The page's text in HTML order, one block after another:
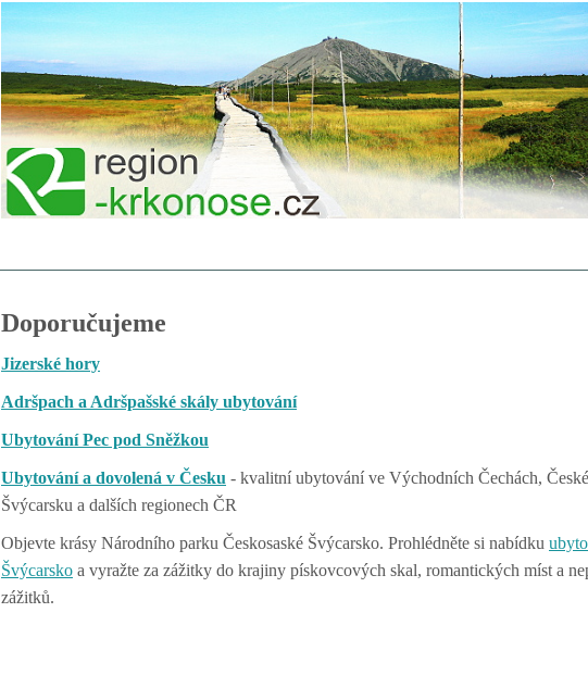
Doporučujeme
Jizerské hory
Adršpach a Adršpašské skály ubytování
Ubytování Pec pod Sněžkou
Ubytování a dovolená v Česku - kvalitní ubytování ve Východních Čechách,
Švýcarsku a dalších regionech ČR
Objevte krásy Národního parku Českosaské Švýcarsko. Prohlédněte si nabídku
Švýcarsko a vyražte za zážitky do krajiny pískovcových skal, romantických míst a
zážitků.